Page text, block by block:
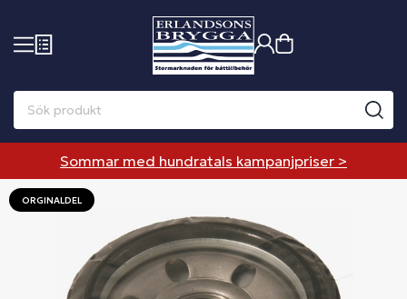
Sommar med hundratals kampanjpriser >
ORGINALDEL